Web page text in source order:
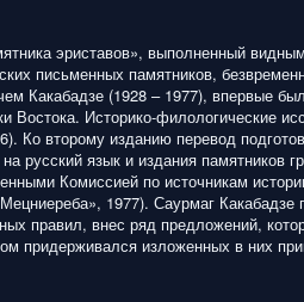
эриставов», выполненный
письменных памятников,
Какабадзе (1928 – 1977), впервые
Востока. Историко-филологические
Ко второму изданию перевод
русский язык и издания памятников
Комиссией по источникам
1977). Саурмаг Какабадзе
правил, внес ряд предложений,
придерживался изложенных в них